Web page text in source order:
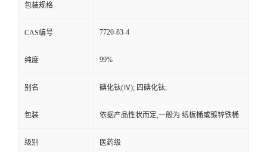
包装规格
CAS编号 7720-83-4
纯度 99%
别名 碘化钛(Ⅳ); 四碘化钛;
包装 依据产品性状而定,一般为:纸板桶或镀锌铁桶
级别 医药级